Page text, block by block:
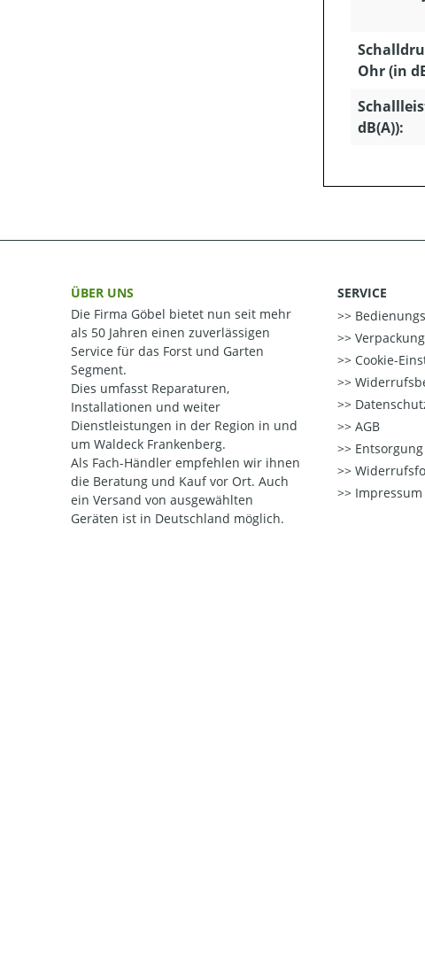
Ohr (in
dB(A)):
ÜBER UNS
Die Firma Göbel bietet nun seit mehr
als 50 Jahren einen zuverlässigen
Service für das Forst und Garten
Segment.
Dies umfasst Reparaturen,
Installationen und weiter
Dienstleistungen in der Region in und
um Waldeck Frankenberg.
Als Fach-Händler empfehlen wir ihnen
die Beratung und Kauf vor Ort. Auch
ein Versand von ausgewählten
Geräten ist in Deutschland möglich.
SERVICE
Cookie-
AGB
Impressum